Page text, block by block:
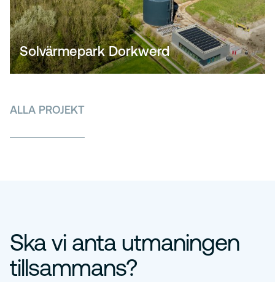
ALLA PROJEKT
Solvärmepark Dorkwerd
Ska vi anta utmaningen
tillsammans?